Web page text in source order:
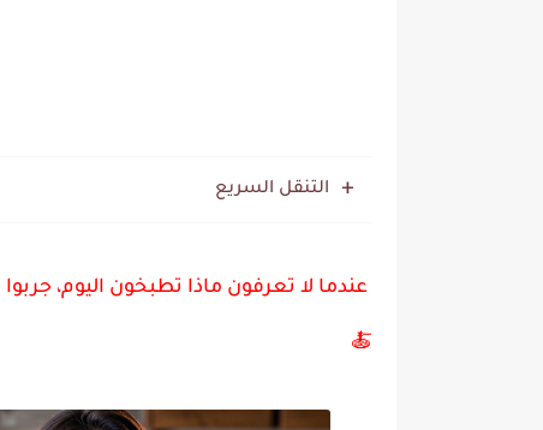
التنقل السريع
عندما لا تعرفون ماذا تطبخون اليوم،
🍝